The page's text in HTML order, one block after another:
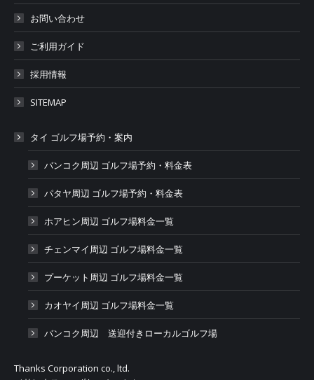
お問い合わせ
ご利用ガイド
採用情報
SITEMAP
タイ ゴルフ場予約・案内
バンコク周辺 ゴルフ場予約・料金表
パタヤ周辺 ゴルフ場予約・料金表
ホアヒン周辺 ゴルフ場料金一覧
チェンマイ周辺 ゴルフ場料金一覧
プーケット周辺 ゴルフ場料金一覧
カオヤイ周辺 ゴルフ場料金一覧
バンコク周辺 送迎付きローカルゴルフ場
Thanks Corporation co., ltd.